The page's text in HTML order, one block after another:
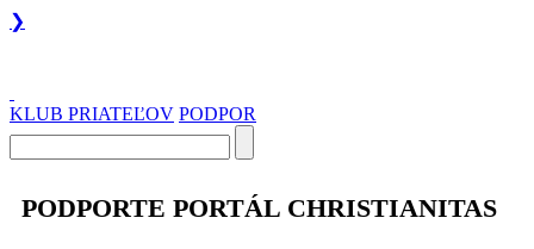
❯
KLUB PRIATEĽOV PODPOR
PODPORTE PORTÁL CHRISTIANITAS